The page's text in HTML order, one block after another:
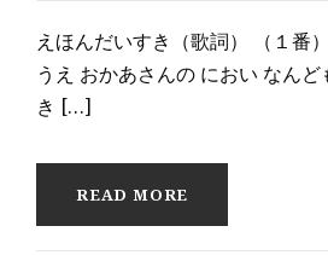
えほんだいすき（歌詞） （１番
うえ おかあさんの におい なん
き […]
READ MORE